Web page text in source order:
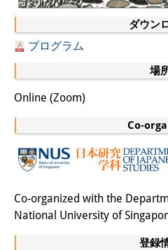
ミスセラネアシ
ポッドキャスト
旧出版物シリー
図書室
開館時間：月曜
時～午後4時
復活祭、クリス
ダウン
プログラム
場
Online (Zoom)
Co-
Co-organized with the
National University of
登録